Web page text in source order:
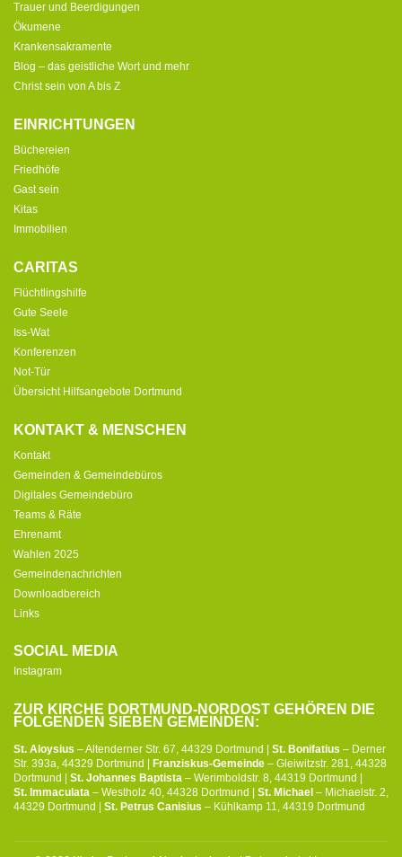
Trauer und Beerdigungen
Ökumene
Krankensakramente
Blog – das geistliche Wort und mehr
Christ sein von A bis Z
EINRICHTUNGEN
Büchereien
Friedhöfe
Gast sein
Kitas
Immobilien
CARITAS
Flüchtlingshilfe
Gute Seele
Iss-Wat
Konferenzen
Not-Tür
Übersicht Hilfsangebote Dortmund
KONTAKT & MENSCHEN
Kontakt
Gemeinden & Gemeindebüros
Digitales Gemeindebüro
Teams & Räte
Ehrenamt
Wahlen 2025
Gemeindenachrichten
Downloadbereich
Links
SOCIAL MEDIA
Instagram
ZUR KIRCHE DORTMUND-NORDOST GEHÖREN DIE
FOLGENDEN SIEBEN GEMEINDEN:
St. Aloysius – Altenderner Str. 67, 44329 Dortmund | St. Bonifatius – Derner
Str. 393a, 44329 Dortmund |
Franziskus-Gemeinde – Gleiwitzstr. 281, 44328
Dortmund | St. Johannes Baptista – Werimboldstr. 8, 44319 Dortmund |
St. Immaculata – Westholz 40, 44328 Dortmund | St. Michael – Michaelstr. 2,
44329 Dortmund | St. Petrus Canisius – Kühlkamp 11, 44319 Dortmund